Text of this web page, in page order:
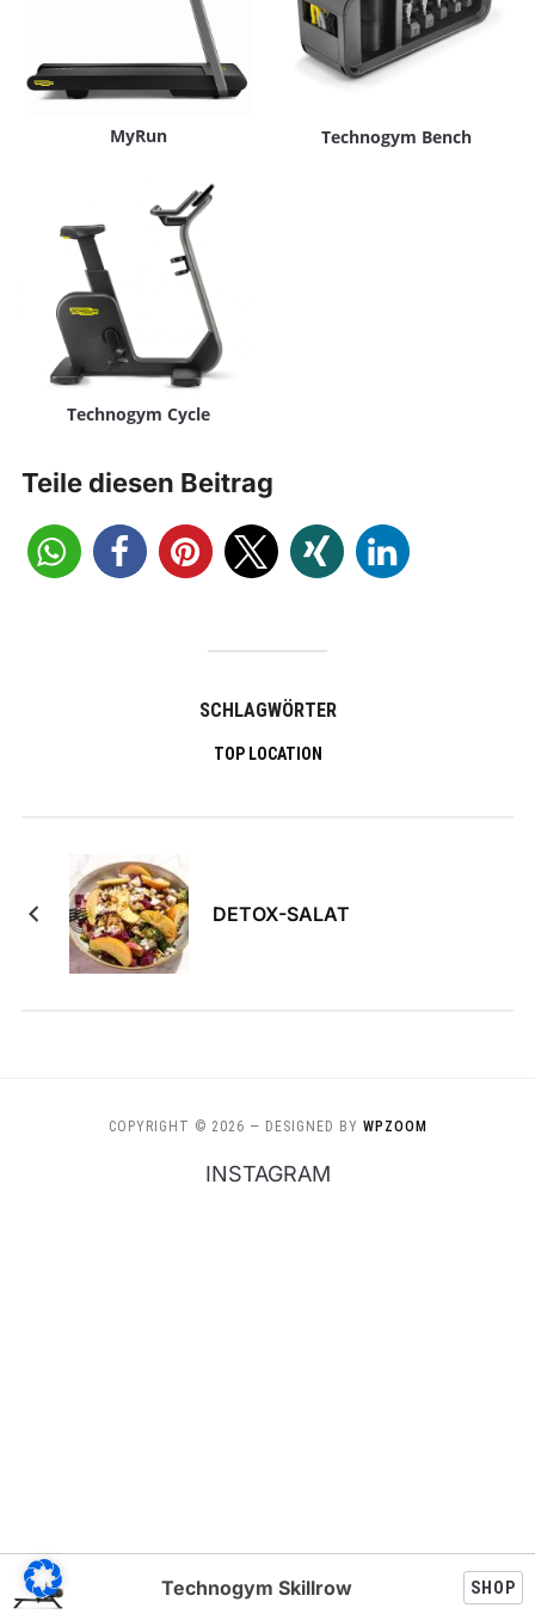
MyRun Technogym Bench
Technogym Cycle
Teile diesen Beitrag
SCHLAGWÖRTER
TOP LOCATION
DETOX-SALAT
COPYRIGHT © 2026 — DESIGNED BY WPZOOM
INSTAGRAM
Technogym Skillrow SHOP